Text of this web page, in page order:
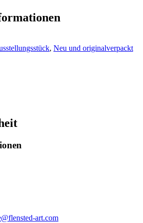
, Neu und originalverpackt
art.com